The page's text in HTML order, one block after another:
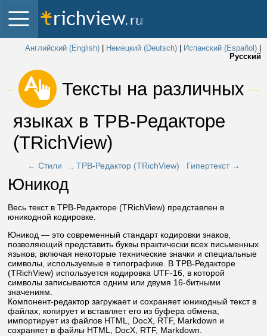
Английский (English) Немецкий (Deutsch) Испанский (Español)
Русский
Тексты на различных
языках в ТРВ-Редакторе
(TRichView)
← Стили .. ТРВ-Редактор (TRichView) Гипертекст →
Юникод
Весь текст в ТРВ-Редакторе (TRichView) представлен в
юникодной кодировке.
Юникод — это современный стандарт кодировки знаков,
позволяющий представить буквы практически всех письменных
языков, включая некоторые технические значки и специальные
символы, используемые в типографике. В ТРВ-Редакторе
(TRichView) используется кодировка UTF-16, в которой
символы записываются одним или двумя 16-битными
значениям.
Компонент-редактор загружает и сохраняет юникодный текст в
файлах, копирует и вставляет его из буфера обмена,
импортирует из файлов HTML, DocX, RTF, Markdown и
сохраняет в файлы HTML, DocX, RTF, Markdown.